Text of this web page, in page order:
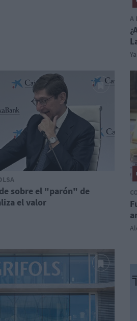
A
sobre el "parón" de
el valor